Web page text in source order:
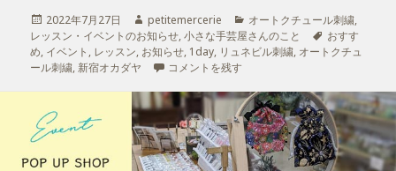
投
稿
日:
2022年7月27日
作
成
者
petitemercerie
カ
テ
ゴ
オートクチュール刺繍,
レッスン・イベントのお知らせ,小さな手芸屋さんのこと
タ
グ
おすす
め, イベント , レッスン, お知らせ, 1day, リュネビル刺繍, オートクチュ
ール刺繍, 新宿オカダヤ
リュネビル刺繍ワークショップ
コメントを残す